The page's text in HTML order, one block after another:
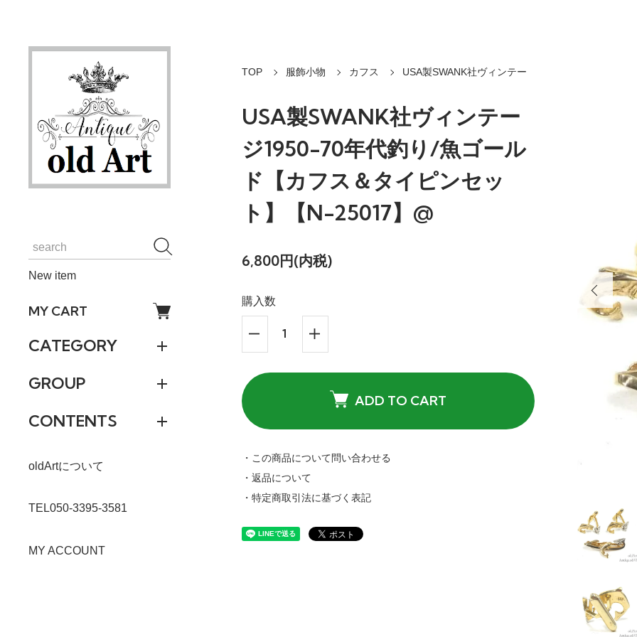
New item
MY CART
CATEGORY
GROUP
CONTENTS
oldArtについて
TEL050-3395-3581
MY ACCOUNT
TOP 服飾小物 カフス USA製SWANK社ヴィンテー
USA製SWANK社ヴィンテー
ジ1950-70年代釣り/魚ゴール
ド【カフス＆タイピンセッ
ト】【N-25017】@
6,800円(内税)
購入数
ADD TO CART
・この商品について問い合わせる
・返品について
・特定商取引法に基づく表記